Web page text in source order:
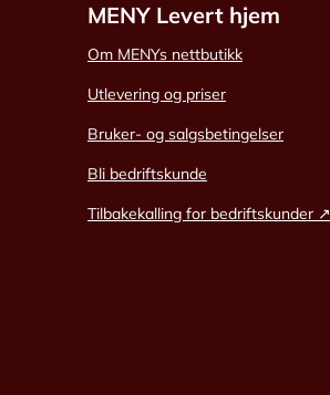
MENY Levert hjem
Om MENYs nettbutikk
Utlevering og priser
Bruker- og salgsbetingelser
Bli bedriftskunde
Tilbakekalling for bedriftskunder ↗